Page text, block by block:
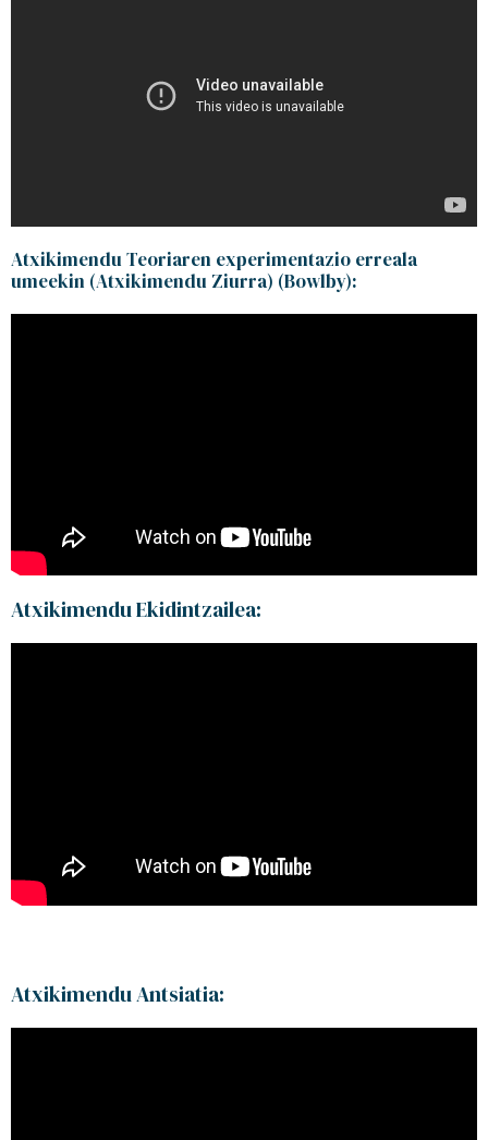
Atxikimendu Teoriaren experimentazio erreala
umeekin (Atxikimendu Ziurra) (Bowlby):
Atxikimendu Ekidintzailea:
Atxikimendu Antsiatia: